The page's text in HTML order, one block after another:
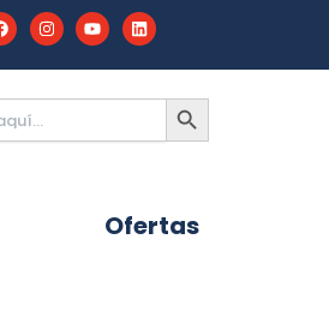
BOTÓN
DE
BÚSQUEDA
Ofertas